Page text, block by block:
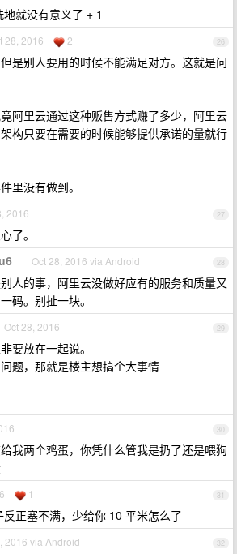
就没有意义了 + 1
26
28, 2016 2
是别人要用的时候不能满足对方。这就是问
阿里云通过这种贩售方式赚了多少，阿里云
构只要在需要的时候能够提供承诺的量就行
里没有做到。
27
2016
了。
28
Oct 28, 2016 via Android
人的事，阿里云没做好应有的服务和质量又
码。别扯一块。
29
Oct 28, 2016
要放在一起说。
题，那就是楼主想搞个大事情
30
我两个鸡蛋，你凭什么管我是扔了还是喂狗
31
1
正塞不满，少给你 10 平米怎么了
32
2016 via Android